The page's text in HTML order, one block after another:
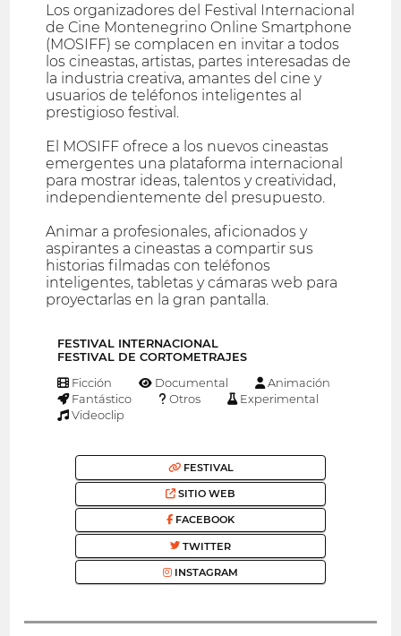
Los organizadores del Festival Internacional
de Cine Montenegrino Online Smartphone
(MOSIFF) se complacen en invitar a todos
los cineastas, artistas, partes interesadas de
la industria creativa, amantes del cine y
usuarios de teléfonos inteligentes al
prestigioso festival.
El MOSIFF ofrece a los nuevos cineastas
emergentes una plataforma internacional
para mostrar ideas, talentos y creatividad,
independientemente del presupuesto.
Animar a profesionales, aficionados y
aspirantes a cineastas a compartir sus
historias filmadas con teléfonos
inteligentes, tabletas y cámaras web para
proyectarlas en la gran pantalla.
FESTIVAL INTERNACIONAL
FESTIVAL DE CORTOMETRAJES
Ficción Documental
Animación
Fantástico
Otros
Experimental
Videoclip
FESTIVAL
SITIO WEB
FACEBOOK
TWITTER
INSTAGRAM